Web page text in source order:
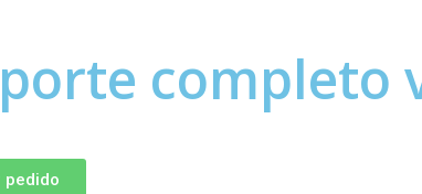
completo
pedido